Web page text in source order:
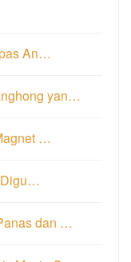
An…
yan…
…
Digu…
dan …